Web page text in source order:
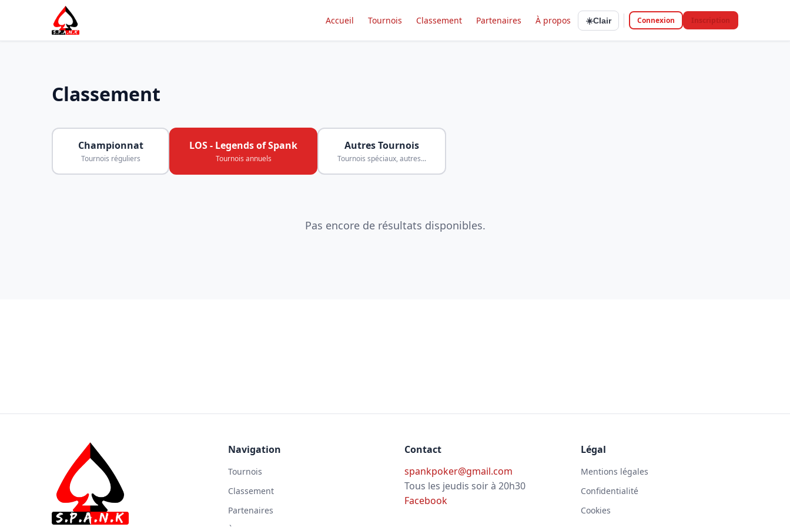
Accueil Tournois Classement Partenaires À propos ☀️Clair Connexion Inscription
Classement
Championnat
Tournois réguliers
LOS - Legends of Spank
Tournois annuels
Autres Tournois
Tournois spéciaux, autres...
Pas encore de résultats disponibles.
Navigation
Tournois
Classement
Partenaires
Contact
spankpoker@gmail.com
Tous les jeudis soir à 20h30
Facebook
Légal
Mentions légales
Confidentialité
Cookies